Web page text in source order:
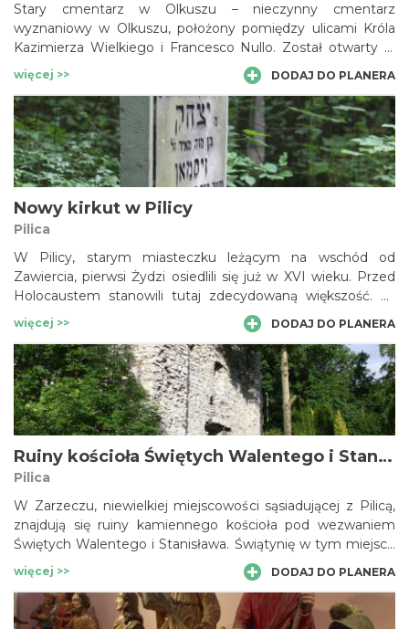
Stary cmentarz w Olkuszu – nieczynny cmentarz
wyznaniowy w Olkuszu, położony pomiędzy ulicami Króla
Kazimierza Wielkiego i Francesco Nullo. Został otwarty w
pierwszej połowie XIX wieku, a zamknięto go w 1914 roku.
Dzieli się na dwie części: katolicką i prawosławną. Spoczywa
na nim włoski rewolucjonista i powstaniec styczniowy, płk
Francesco Nullo.
więcej >> DODAJ DO PLANERA
Nowy kirkut w Pilicy
Pilica
W Pilicy, starym miasteczku leżącym na wschód od
Zawiercia, pierwsi Żydzi osiedlili się już w XVI wieku. Przed
Holocaustem stanowili tutaj zdecydowaną większość. W
XXI wieku jedynym śladem ich ówczesnej obecności jest
duży cmentarz, znajdujący się na skraju miasta. To drugi
pilicki kirkut, założony w 1842 roku. Zajmuje on
powierzchnię około 1 ha, jest ogrodzony; do dziś przetrwało
327 charakterystycznych macew z inskrypcjami głównie w
języku hebrajskim.
więcej >> DODAJ DO PLANERA
Ruiny kościoła Świętych Walentego i Stanisława w Pilicy (Zarzeczu)
Pilica
W Zarzeczu, niewielkiej miejscowości sąsiadującej z Pilicą,
znajdują się ruiny kamiennego kościoła pod wezwaniem
Świętych Walentego i Stanisława. Świątynię w tym miejscu
wzniesiono już w XVI stuleciu jako część zabudowań
szpitalnych. W XVII wieku stanął kościół murowany, w
którym posługę sprawowali ojcowie z Zakonu Kanoników
Regularnych św. Augustyna, zwani Markami. Obiekt popadł
więcej >> DODAJ DO PLANERA